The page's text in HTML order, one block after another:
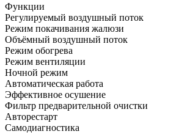
Функции
Регулируемый воздушный поток
Режим покачивания жалюзи
Объёмный воздушный поток
Режим обогрева
Режим вентиляции
Ночной режим
Автоматическая работа
Эффективное осушение
Фильтр предварительной очистки
Авторестарт
Самодиагностика